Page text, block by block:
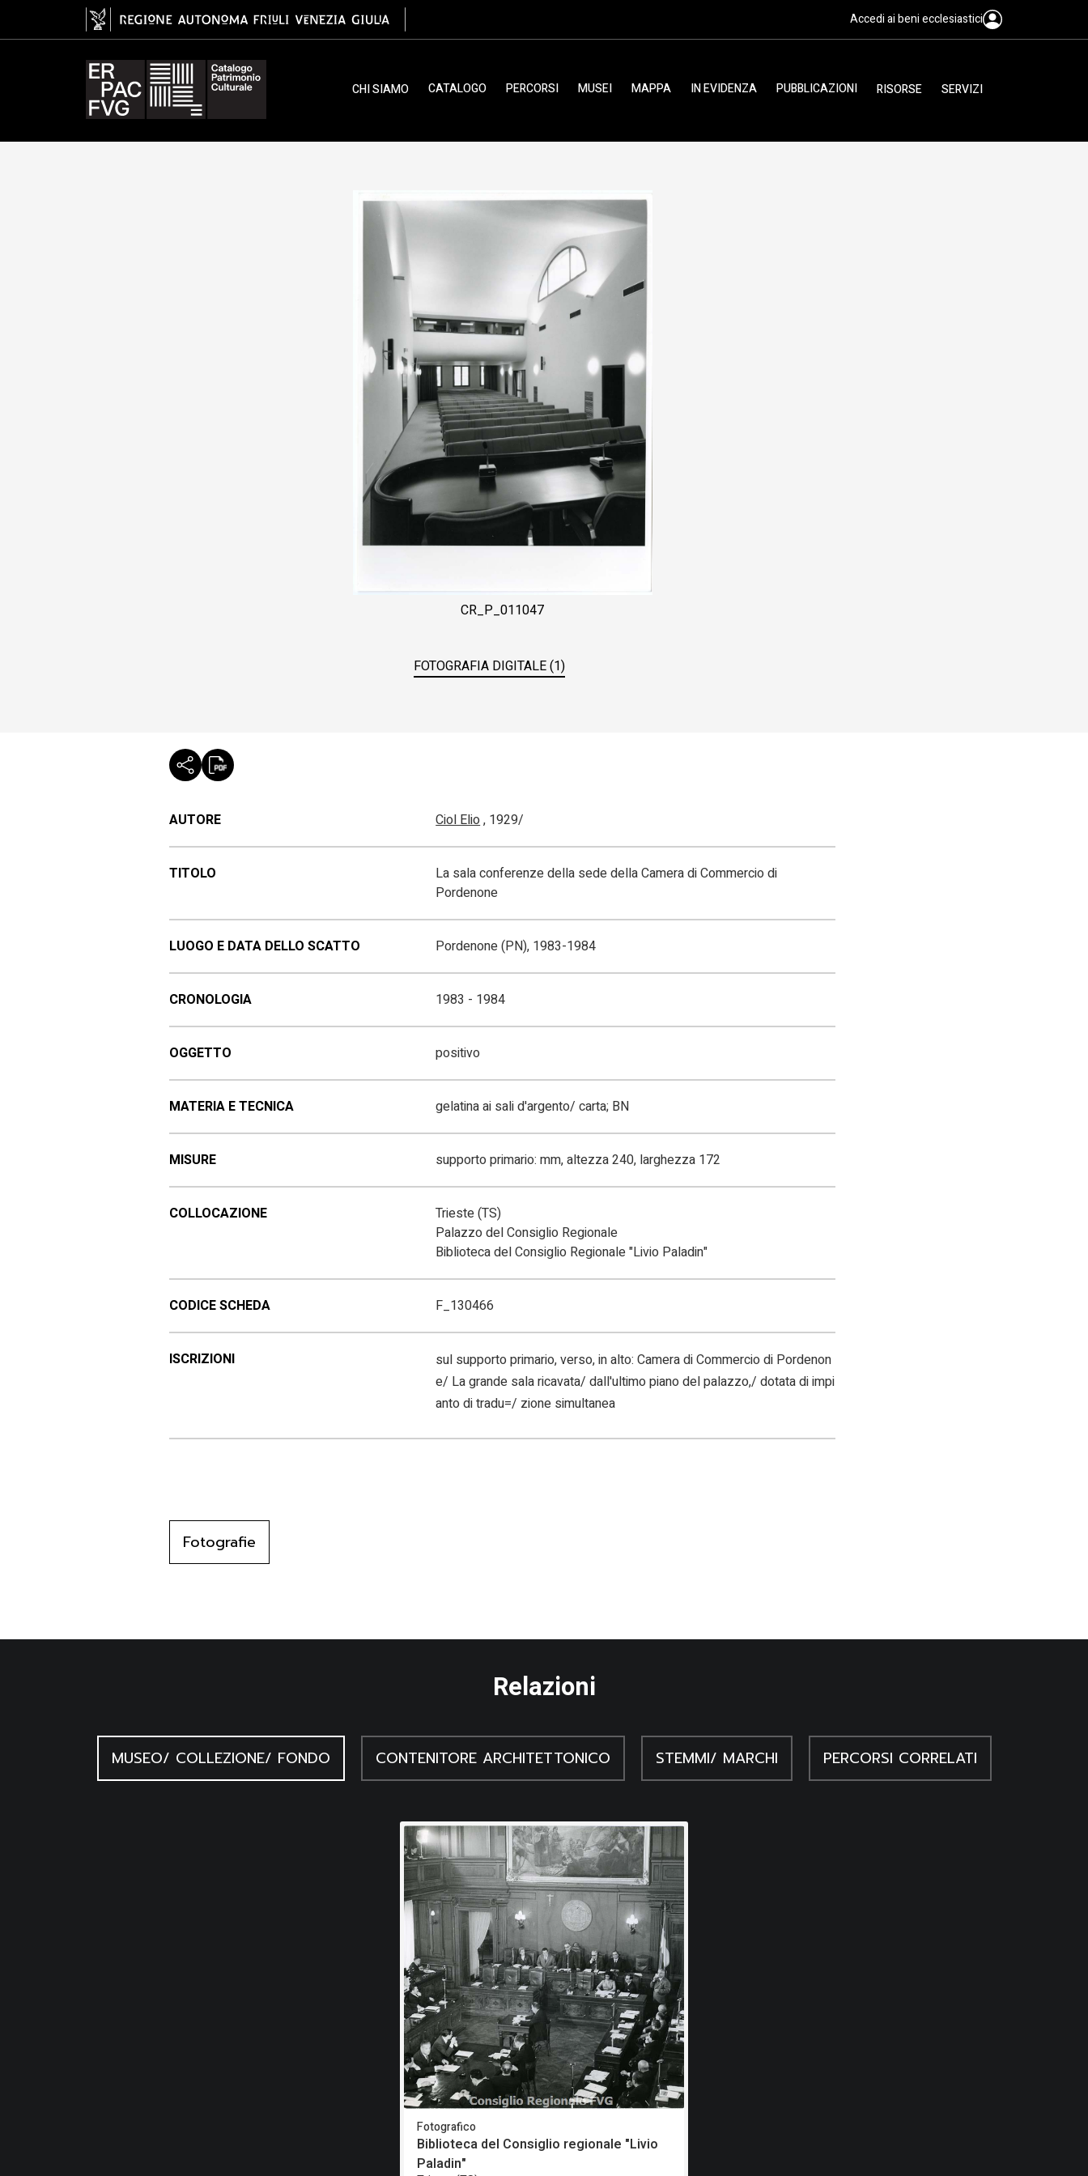
gelatina ai sali d'argento/ carta, Ciol Elio Accedi ai beni ecclesiastici
CHI SIAMO CATALOGO PERCORSI MUSEI MAPPA IN EVIDENZA PUBBLICAZIONI RISORSE SERVIZI
CR_P_011047
FOTOGRAFIA DIGITALE (1)
AUTORE Ciol Elio, 1929/
TITOLO
La sala conferenze della sede della Camera di Commercio di
Pordenone
LUOGO E DATA DELLO SCATTO Pordenone (PN), 1983-1984
CRONOLOGIA 1983 - 1984
OGGETTO positivo
MATERIA E TECNICA gelatina ai sali d'argento/ carta; BN
MISURE supporto primario: mm, altezza 240, larghezza 172
COLLOCAZIONE
Trieste (TS)
Palazzo del Consiglio Regionale
Biblioteca del Consiglio Regionale "Livio Paladin"
CODICE SCHEDA F_130466
ISCRIZIONI
sul supporto primario, verso, in alto: Camera di Commercio di Pordenon
e/ La grande sala ricavata/ dall'ultimo piano del palazzo,/ dotata di impi
anto di tradu=/ zione simultanea
Fotografie
Relazioni
MUSEO/ COLLEZIONE/ FONDO CONTENITORE ARCHITETTONICO STEMMI/ MARCHI PERCORSI CORRELATI
Fotografico
Biblioteca del Consiglio regionale "Livio
Paladin"